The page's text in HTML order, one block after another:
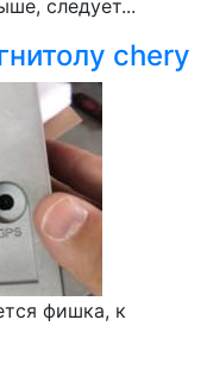
следует...
chery
фишка, к